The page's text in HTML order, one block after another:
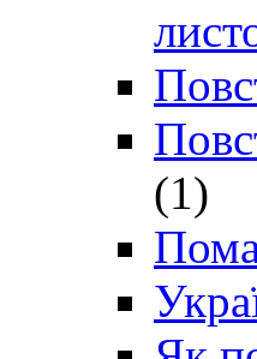
(1)